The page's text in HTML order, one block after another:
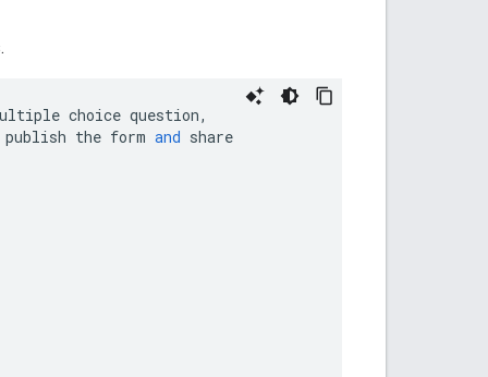
choice question,
publish the form and share